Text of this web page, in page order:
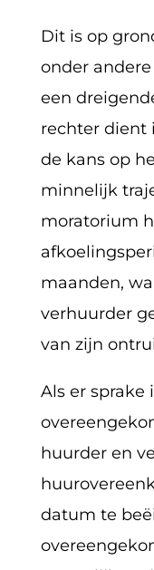
Dit is op
onder
een
rechter dient
de kans op
minnelijk
moratorium
maanden,
verhuurder
van zijn
Als er sprake
huurder en
datum te